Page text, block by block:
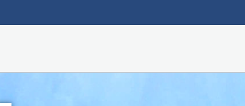
Hauptnavigation